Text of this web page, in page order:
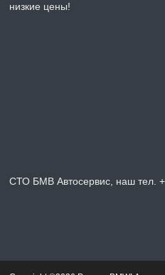
низкие цены!
СТО БМВ Автосервис, наш тел.